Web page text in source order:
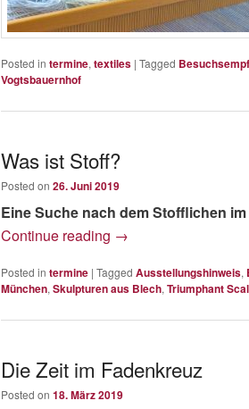
Posted in termine, textiles | Tagged
Vogtsbauernhof
Was ist Stoff?
Posted on 26. Juni 2019
Eine Suche nach dem Stofflichen
Continue reading →
Posted in termine | Tagged Ausstellungshinweis,
München, Skulpturen aus Blech, Triumphant
Die Zeit im Fadenkreuz
Posted on 18. März 2019